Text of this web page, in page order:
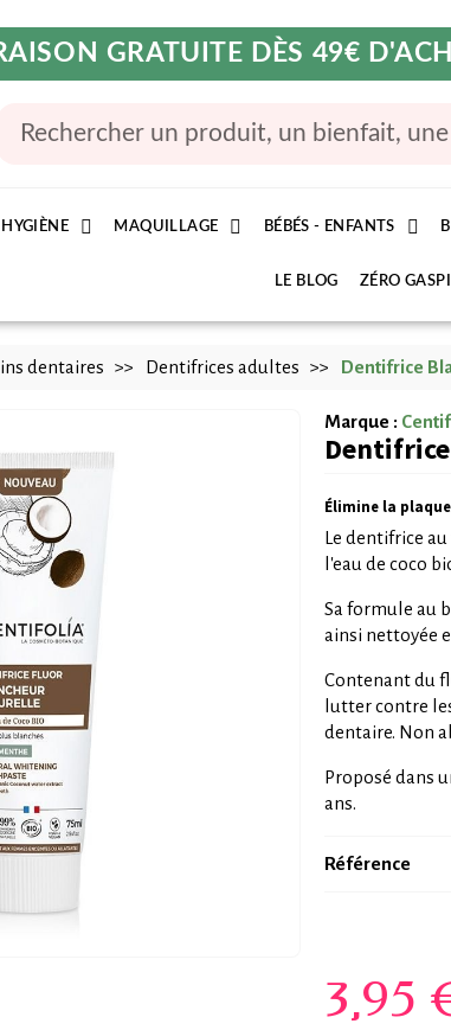
GRATUITE DÈS 49€
HYGIÈNE MAQUILLAGE BÉBÉS - ENFANTS
LE BLOG ZÉRO GASPI
dentaires Dentifrices adultes Dentifrice
Marque :
Élimine la
Le dentifrice
l'eau de coco
Sa formule au
ainsi nettoyée
Contenant du
lutter contre
dentaire. Non
Proposé dans
ans.
Référence
3,95